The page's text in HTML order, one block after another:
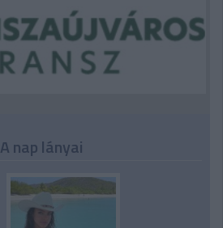
A nap lányai